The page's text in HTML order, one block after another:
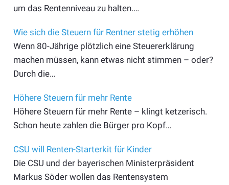
um das Rentenniveau zu halten.…
Wie sich die Steuern für Rentner stetig erhöhen
Wenn 80-Jährige plötzlich eine Steuererklärung
machen müssen, kann etwas nicht stimmen – oder?
Durch die…
Höhere Steuern für mehr Rente
Höhere Steuern für mehr Rente – klingt ketzerisch.
Schon heute zahlen die Bürger pro Kopf…
CSU will Renten-Starterkit für Kinder
Die CSU und der bayerischen Ministerpräsident
Markus Söder wollen das Rentensystem